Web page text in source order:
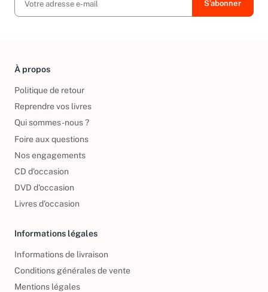
À propos
Politique de retour
Reprendre vos livres
Qui sommes-nous ?
Foire aux questions
Nos engagements
CD d'occasion
DVD d'occasion
Livres d’occasion
Informations légales
Informations de livraison
Conditions générales de vente
Mentions légales